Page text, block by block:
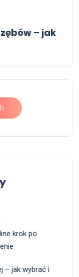
– jak
krok po
– jak wybrać i